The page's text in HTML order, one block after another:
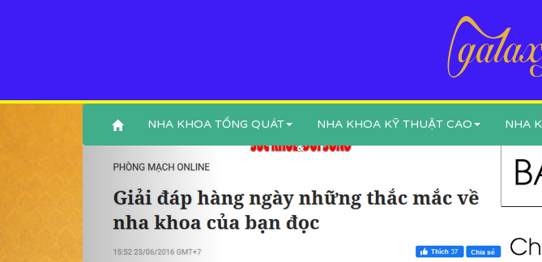
NHA KHOA TỔNG QUÁT NHA KHOA KỸ THUẬT CAO NHA